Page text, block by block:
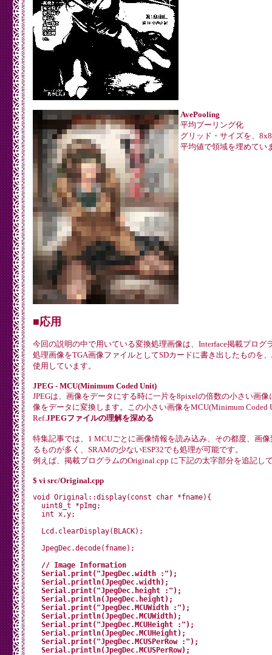
AvePooling
平均プーリング化
グリッド・サイズを、
平均値で領域を埋めてい
■応用
今回の説明の中で用いている変換処理画像は、Interface掲載プログ
処理画像をTGA画像ファイルとしてSDカードに書き出したものを
使用しています。
JPEG - MCU(Minimum Coded Unit)
JPEGは、画像をデータにする時に一片を8pixelの倍数の小さい画
像をデータに変換します。この小さい画像をMCU(Minimum Coded
Ref.JPEGファイルの理解を深める
特集記事では、1 MCUごとに画像情報を読み込み、その都度、画
るものが多く、SRAMの少ないESP32でも処理が可能です。
例えば、掲載プログラムのOriginal.cpp に下記の太字部分を追記し
$ vi src/Original.cpp
void Original::display(const char *fname){
  uint8_t *pImg;
  int x,y;
  Lcd.clearDisplay(BLACK);
  // Image Information
  Serial.print("JpegDec.width :");
  Serial.println(JpegDec.width);
  Serial.print("JpegDec.height :");
  Serial.println(JpegDec.height);
  Serial.print("JpegDec.MCUWidth :");
  Serial.println(JpegDec.MCUWidth);
  Serial.print("JpegDec.MCUHeight :");
  Serial.println(JpegDec.MCUHeight);
  Serial.print("JpegDec.MCUSPerRow :");
  Serial.println(JpegDec.MCUSPerRow);